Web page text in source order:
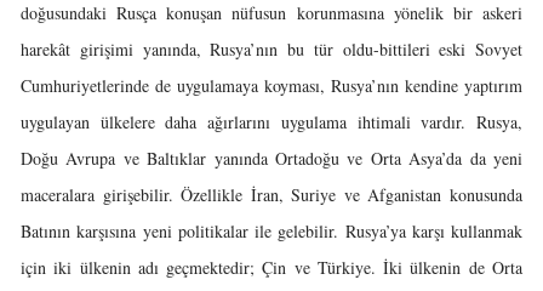
doğusundaki Rusça konuşan nüfusun korunmasına yönelik bir askeri
harekât girişimi yanında, Rusya’nın bu tür oldu-bittileri eski Sovyet
Cumhuriyetlerinde de uygulamaya koyması, Rusya’nın kendine yaptırım
uygulayan ülkelere daha ağırlarını uygulama ihtimali vardır. Rusya,
Doğu Avrupa ve Baltıklar yanında Ortadoğu ve Orta Asya’da da yeni
maceralara girişebilir. Özellikle İran, Suriye ve Afganistan konusunda
Batının karşısına yeni politikalar ile gelebilir. Rusya’ya karşı kullanmak
için iki ülkenin adı geçmektedir; Çin ve Türkiye. İki ülkenin de Orta